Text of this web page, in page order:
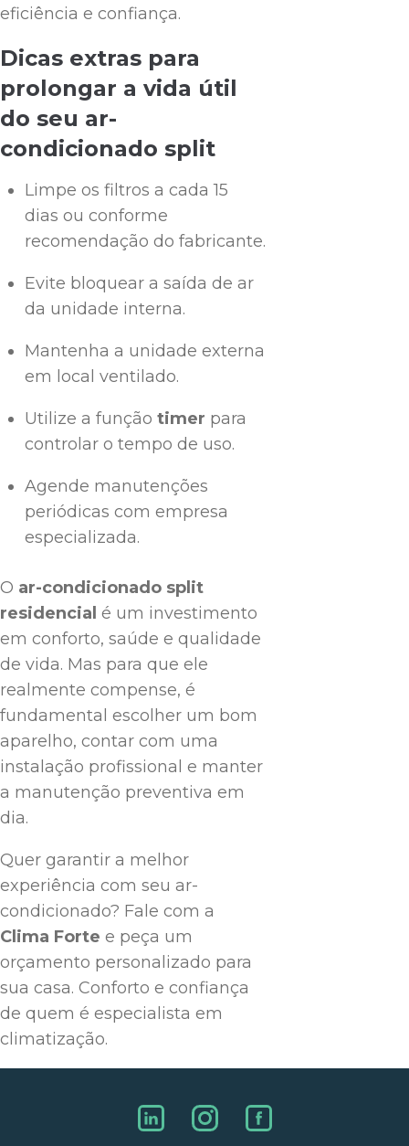
eficiência e confiança.
Dicas extras para
prolongar a vida útil
do seu ar-
condicionado split
Limpe os filtros a cada 15
dias ou conforme
recomendação do fabricante.
Evite bloquear a saída de ar
da unidade interna.
Mantenha a unidade externa
em local ventilado.
Utilize a função timer para
controlar o tempo de uso.
Agende manutenções
periódicas com empresa
especializada.
O ar-condicionado split
residencial é um investimento
em conforto, saúde e qualidade
de vida. Mas para que ele
realmente compense, é
fundamental escolher um bom
aparelho, contar com uma
instalação profissional e manter
a manutenção preventiva em
dia.
Quer garantir a melhor
experiência com seu ar-
condicionado? Fale com a
Clima Forte e peça um
orçamento personalizado para
sua casa. Conforto e confiança
de quem é especialista em
climatização.